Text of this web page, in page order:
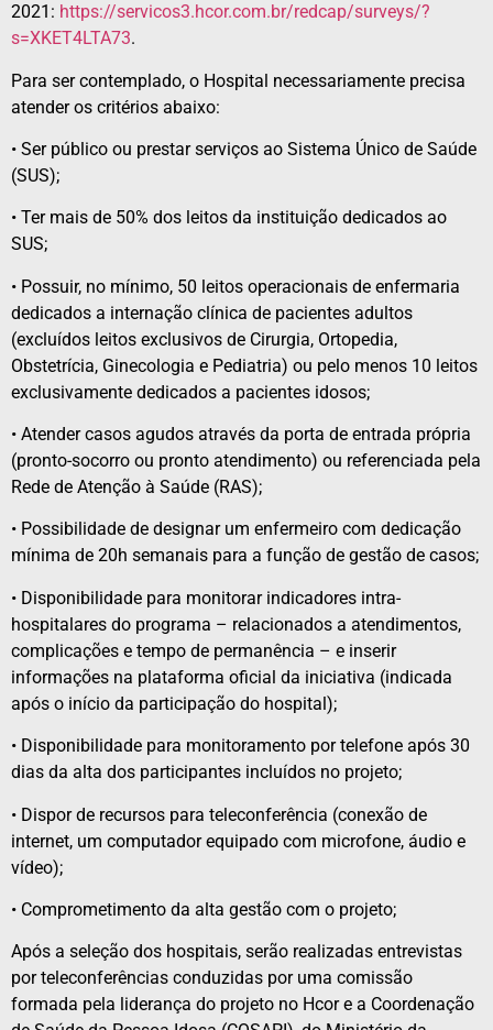
2021: https://servicos3.hcor.com.br/redcap/surveys/?
s=XKET4LTA73.
Para ser contemplado, o Hospital necessariamente precisa
atender os critérios abaixo:
• Ser público ou prestar serviços ao Sistema Único de Saúde
(SUS);
• Ter mais de 50% dos leitos da instituição dedicados ao
SUS;
• Possuir, no mínimo, 50 leitos operacionais de enfermaria
dedicados a internação clínica de pacientes adultos
(excluídos leitos exclusivos de Cirurgia, Ortopedia,
Obstetrícia, Ginecologia e Pediatria) ou pelo menos 10 leitos
exclusivamente dedicados a pacientes idosos;
• Atender casos agudos através da porta de entrada própria
(pronto-socorro ou pronto atendimento) ou referenciada pela
Rede de Atenção à Saúde (RAS);
• Possibilidade de designar um enfermeiro com dedicação
mínima de 20h semanais para a função de gestão de casos;
• Disponibilidade para monitorar indicadores intra-
hospitalares do programa – relacionados a atendimentos,
complicações e tempo de permanência – e inserir
informações na plataforma oficial da iniciativa (indicada
após o início da participação do hospital);
• Disponibilidade para monitoramento por telefone após 30
dias da alta dos participantes incluídos no projeto;
• Dispor de recursos para teleconferência (conexão de
internet, um computador equipado com microfone, áudio e
vídeo);
• Comprometimento da alta gestão com o projeto;
Após a seleção dos hospitais, serão realizadas entrevistas
por teleconferências conduzidas por uma comissão
formada pela liderança do projeto no Hcor e a Coordenação